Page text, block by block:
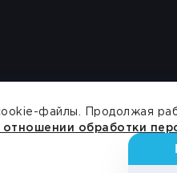
файлы. Продолжая
отношении обработки